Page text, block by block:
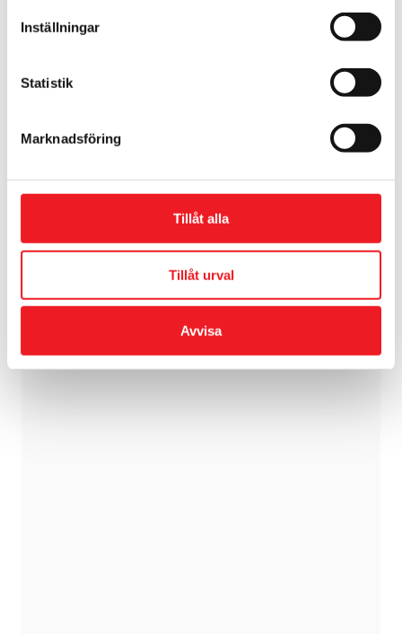
Inställningar
Statistik
Marknadsföring
Tillåt alla
Tillåt urval
Avvisa